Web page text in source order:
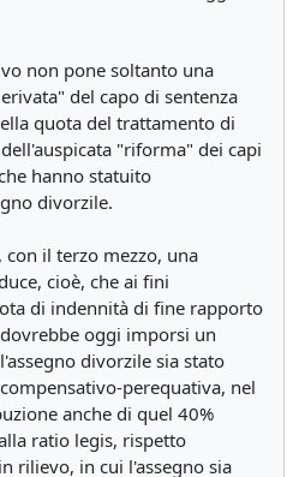
non pone soltanto una
del capo di sentenza
quota del trattamento di
"riforma" dei capi
hanno statuito
divorzile.
il terzo mezzo, una
cioè, che ai fini
di indennità di fine rapporto
oggi imporsi un
divorzile sia stato
perequativa, nel
anche di quel 40%
ratio legis, rispetto
rilievo, in cui l'assegno sia